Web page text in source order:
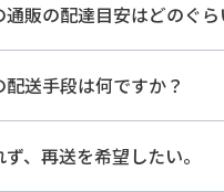
販の配達目安はどのぐら
送手段は何ですか？
、再送を希望したい。